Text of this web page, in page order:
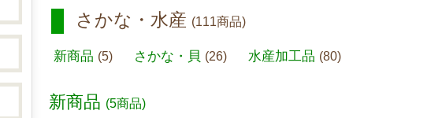
さかな・水産 (111商品)
新商品 (5) さかな・貝 (26) 水産加工品 (80)
新商品 (5商品)